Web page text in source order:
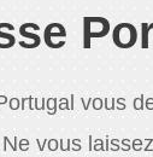
vous
vous